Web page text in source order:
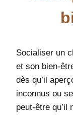
Socialiser un
et son bien-
dès qu’il
inconnus ou
peut-être qu’il